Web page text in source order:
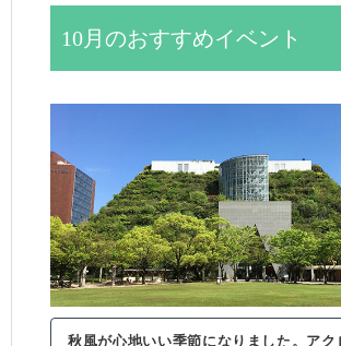
10月のおすすめイベント
秋風が心地いい季節になりました。アク